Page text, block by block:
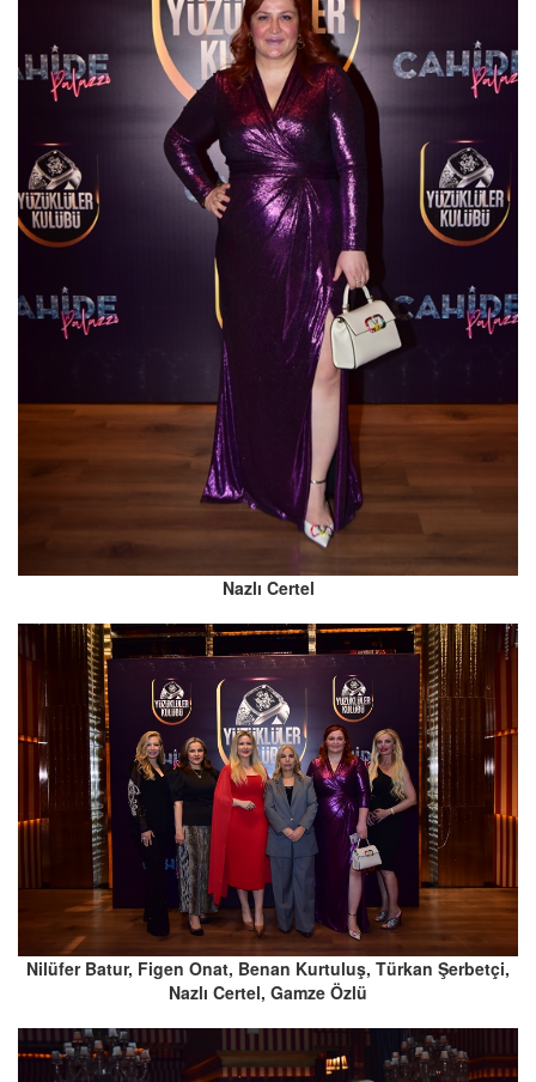
Nazlı Certel
Nilüfer Batur, Figen Onat, Benan Kurtuluş, Türkan Şerbetçi,
Nazlı Certel, Gamze Özlü